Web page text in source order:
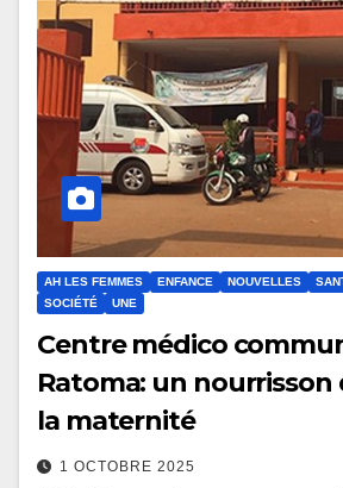
AH LES FEMMES ENFANCE NOUVELLES
SOCIÉTÉ
UNE
Centre médico
Ratoma: un nourrisson
la maternité
1 OCTOBRE 2025